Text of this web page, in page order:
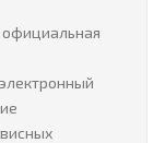
официальная